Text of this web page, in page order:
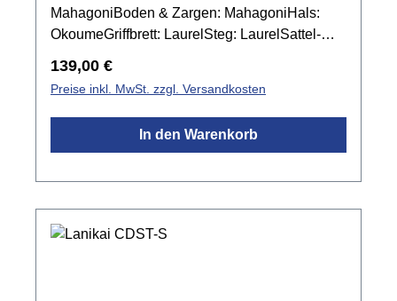
MahagoniBoden & Zargen: MahagoniHals:
OkoumeGriffbrett: LaurelSteg: LaurelSattel-
XBBindings: KunststoffMensur: 378
mmSattelbreite: 37,4 mmMechanik: Chrom
offenFarbe: Natur mattinkl. Gigbag
Regulärer Preis:
139,00 €
Preise inkl. MwSt. zzgl. Versandkosten
In den Warenkorb